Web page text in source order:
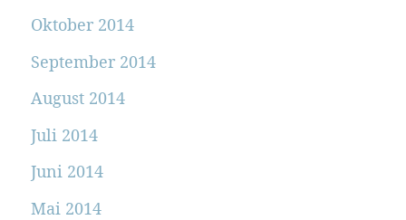
Oktober 2014
September 2014
August 2014
Juli 2014
Juni 2014
Mai 2014